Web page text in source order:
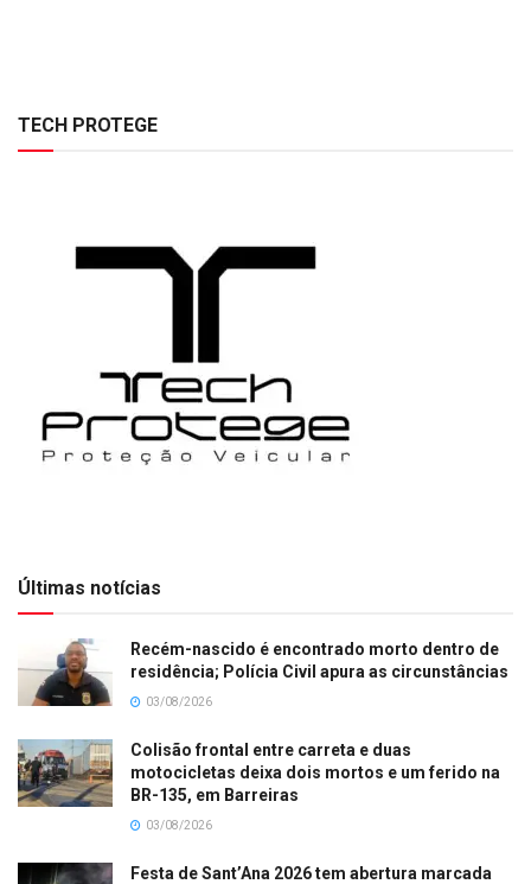
TECH PROTEGE
Últimas notícias
Recém-nascido é encontrado morto dentro de
residência; Polícia Civil apura as circunstâncias
03/08/2026
Colisão frontal entre carreta e duas
motocicletas deixa dois mortos e um ferido na
BR-135, em Barreiras
03/08/2026
Festa de Sant’Ana 2026 tem abertura marcada